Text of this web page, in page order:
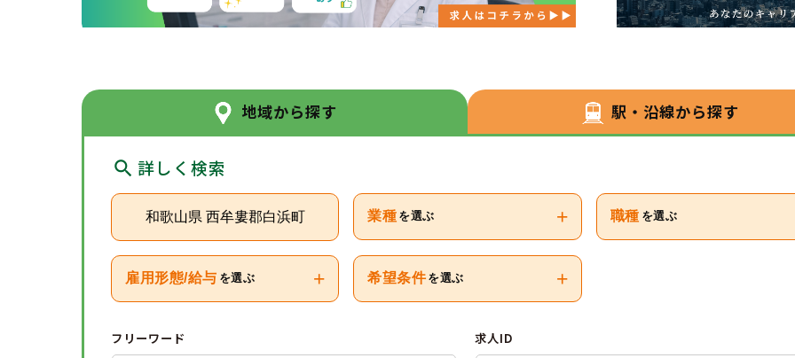
地域から探す 駅・沿線から探す
詳しく検索
和歌山県 西牟婁郡白浜町 業種 を選ぶ + 職種 を選ぶ
雇用形態/給与 を選ぶ + 希望条件 を選ぶ +
フリーワード 求人ID